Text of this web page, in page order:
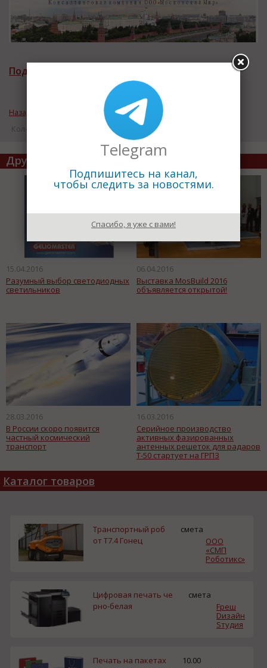
Подписаться на рассылку новостей
Назад к рубрике «Инновации»
Кол-во просмотров: 18342
Другие статьи по теме
15.04.2016
Разумный выбор светодиодных
светильников
06.04.2016
Выставка MosBuild 2016
объявляется открытой!
28.03.2016
В России скоро появится
частный космический
транспорт
16.03.2016
Серийное производство
активных фазированных
антенных решеток для радаров
Т-50 стартует на ГРПЗ
Каталог товаров
Транспортный роб
от T7.4 Гонец
смета
ООО
«СМП
Роботикс»
Цифровая печать че
рно-белая
смета
Fреш
Dизайн
Sтудия
Печать на пакетах
10.00
Telegram
Подпишитесь на канал,
чтобы следить за новостями.
Спасибо, я уже с вами!